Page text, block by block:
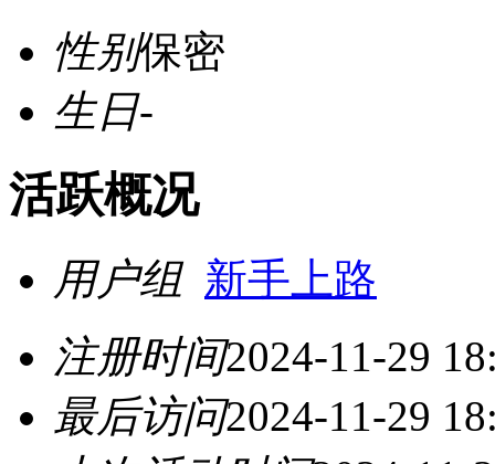
性别保密
生日-
活跃概况
用户组 新手上路
注册时间2024-11-29
最后访问2024-11-29